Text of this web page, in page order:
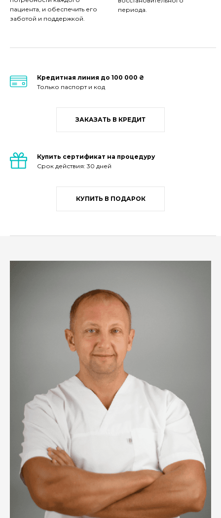
пациента, и обеспечить его
заботой и поддержкой.
периода.
Кредитная линия до 100 000 ₴
Только паспорт и код
ЗАКАЗАТЬ В КРЕДИТ
Купить сертификат на процедуру
Срок действия: 30 дней
КУПИТЬ В ПОДАРОК